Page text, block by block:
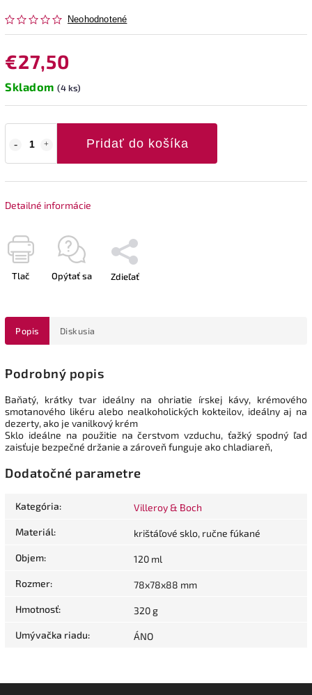
Neohodnotené
€27,50
Skladom (4 ks)
Pridať do košíka
Detailné informácie
Tlač Opýtať sa Zdieľať
Popis Diskusia
Podrobný popis
Baňatý, krátky tvar ideálny na ohriatie írskej kávy, krémového
smotanového likéru alebo nealkoholických kokteilov, ideálny aj na
dezerty, ako je vanilkový krém
Sklo ideálne na použitie na čerstvom vzduchu, ťažký spodný ľad
zaisťuje bezpečné držanie a zároveň funguje ako chladiareň,
Dodatočné parametre
Kategória: Villeroy & Boch
Materiál: krištáľové sklo, ručne fúkané
Objem: 120 ml
Rozmer: 78x78x88 mm
Hmotnosť: 320 g
Umývačka riadu: ÁNO